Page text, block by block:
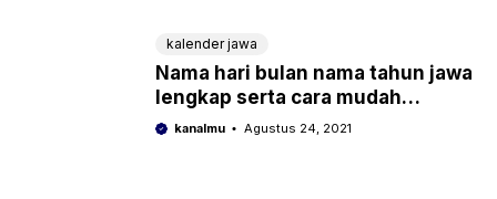
kalender jawa
Nama hari bulan nama tahun jawa
lengkap serta cara mudah
menghitungnya
kanalmu Agustus 24, 2021